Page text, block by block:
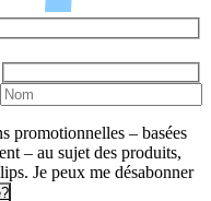
promotionnelles – basées
– au sujet des produits,
Je peux me désabonner